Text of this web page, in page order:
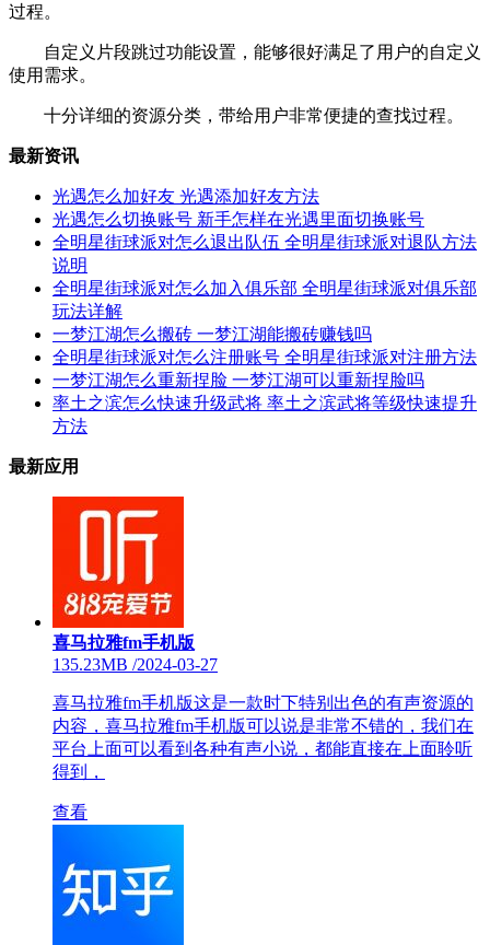
过程。
自定义片段跳过功能设置，能够很好满足了用户的自定义
使用需求。
十分详细的资源分类，带给用户非常便捷的查找过程。
最新资讯
光遇怎么加好友 光遇添加好友方法
光遇怎么切换账号 新手怎样在光遇里面切换账号
全明星街球派对怎么退出队伍 全明星街球派对退队方法
说明
全明星街球派对怎么加入俱乐部 全明星街球派对俱乐部
玩法详解
一梦江湖怎么搬砖 一梦江湖能搬砖赚钱吗
全明星街球派对怎么注册账号 全明星街球派对注册方法
一梦江湖怎么重新捏脸 一梦江湖可以重新捏脸吗
率土之滨怎么快速升级武将 率土之滨武将等级快速提升
方法
最新应用
喜马拉雅fm手机版
135.23MB /2024-03-27
喜马拉雅fm手机版这是一款时下特别出色的有声资源的
内容，喜马拉雅fm手机版可以说是非常不错的，我们在
平台上面可以看到各种有声小说，都能直接在上面聆听
得到，
查看